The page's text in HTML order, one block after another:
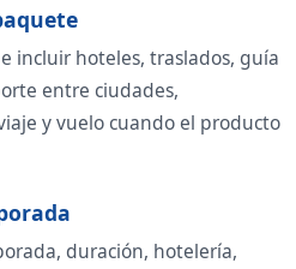
incluir hoteles, traslados, guía
entre ciudades,
y vuelo cuando el producto
duración, hotelería,